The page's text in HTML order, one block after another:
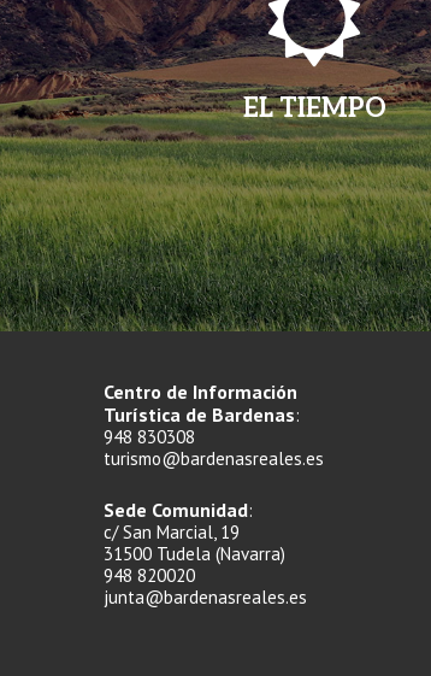
EL TIEMPO
Centro de Información
Turística de Bardenas:
948 830308
turismo@bardenasreales.es
Sede Comunidad:
c/ San Marcial, 19
31500 Tudela (Navarra)
948 820020
junta@bardenasreales.es